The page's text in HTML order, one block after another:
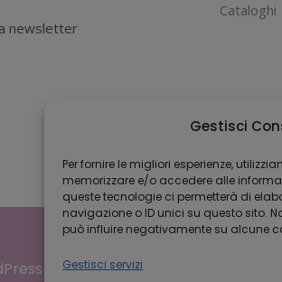
Gestisci
Per fornire le migliori esperienze,
memorizzare e/o accedere alle
queste tecnologie ci permetterà di
navigazione o ID unici su questo sito.
può influire negativamente su alcune
Gestisci servizi
newsletter
Cataloghi
themes